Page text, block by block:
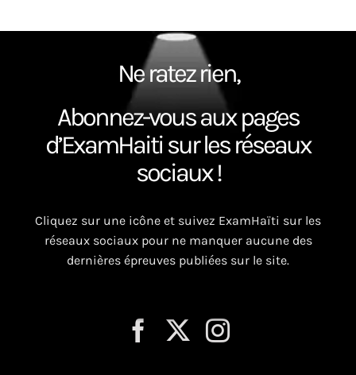
Ne ratez rien,
Abonnez-vous aux pages
d’ExamHaiti sur les réseaux
sociaux !
Cliquez sur une icône et suivez ExamHaïti sur les
réseaux sociaux pour ne manquer aucune des
dernières épreuves publiées sur le site.